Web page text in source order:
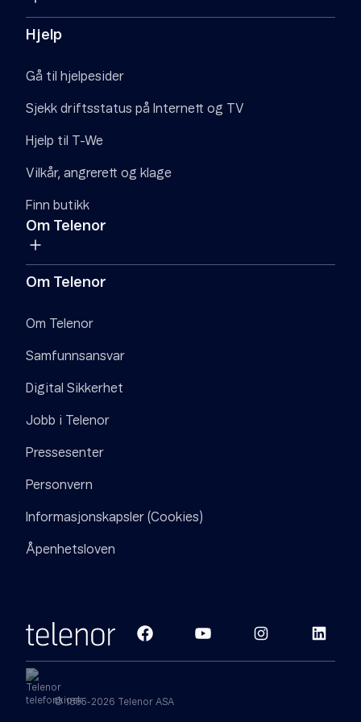
Hjelp
Gå til hjelpesider
Sjekk driftsstatus på Internett og TV
Hjelp til T-We
Vilkår, angrerett og klage
Finn butikk
Om Telenor
Om Telenor
Om Telenor
Samfunnsansvar
Digital Sikkerhet
Jobb i Telenor
Pressesenter
Personvern
Informasjonskapsler (Cookies)
Åpenhetsloven
© 1855-2026 Telenor ASA